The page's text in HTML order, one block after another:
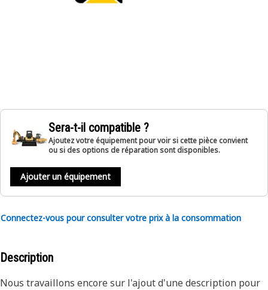
Sera-t-il compatible ?
Ajoutez votre équipement pour voir si cette pièce convient
ou si des options de réparation sont disponibles.
Ajouter un équipement
Connectez-vous pour consulter votre prix à la consommation
Description
Nous travaillons encore sur l'ajout d'une description pour